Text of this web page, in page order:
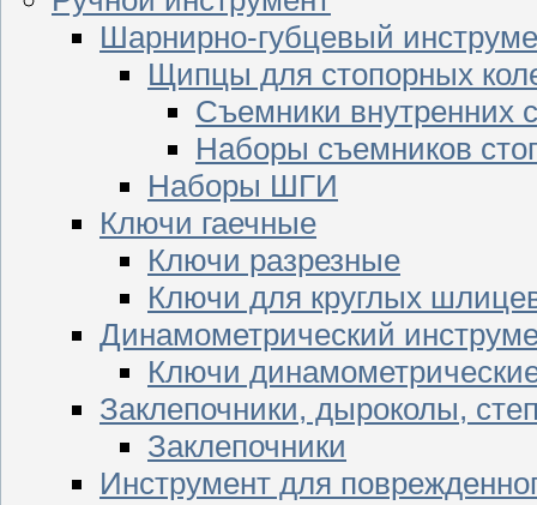
Шарнирно-губцевый
Щипцы для стопорных
Съемники внутренних
Наборы съемников
Наборы ШГИ
Ключи гаечные
Ключи разрезные
Ключи для круглых
Динамометрический
Ключи
Заклепочники, дыроколы,
Заклепочники
Инструмент для